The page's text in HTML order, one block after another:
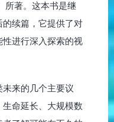
所著。这本书是继
续篇，它提供了对
进行深入探索的视
来的几个主要议
命延长、大规模数